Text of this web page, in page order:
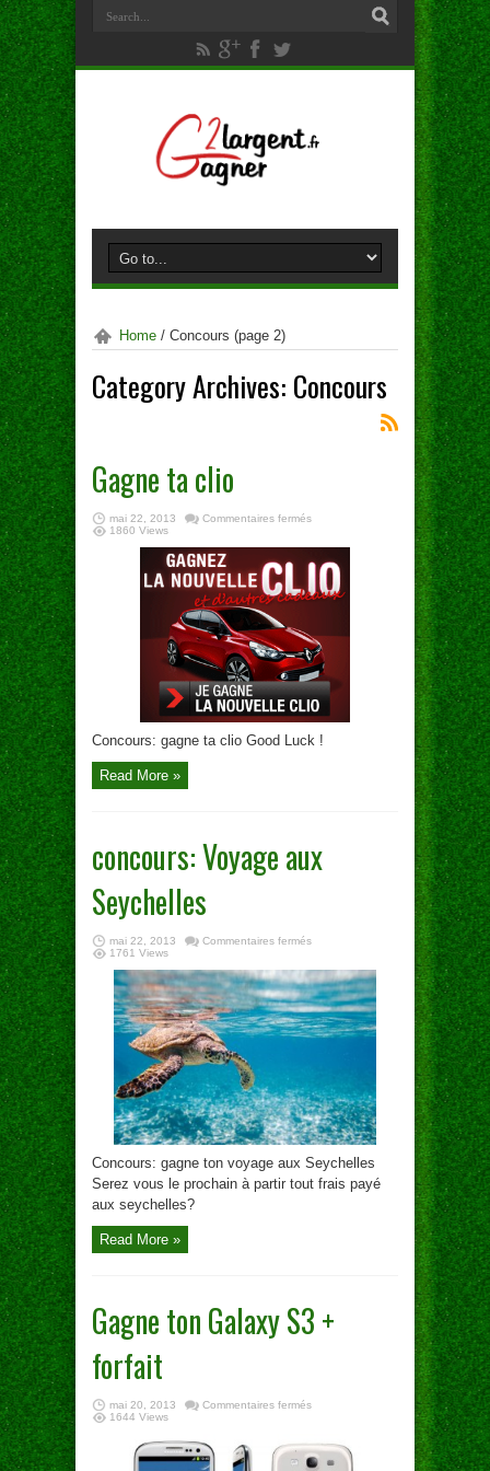
Home / Concours (page 2)
Category Archives: Concours
Gagne ta clio
mai 22, 2013 Commentaires fermés
1860 Views
Concours: gagne ta clio Good Luck !
Read More »
concours: Voyage aux
Seychelles
mai 22, 2013 Commentaires fermés
aux
Seychelles
1761 Views
Concours: gagne ton voyage aux Seychelles
Serez vous le prochain à partir tout frais payé
aux seychelles?
Read More »
Gagne ton Galaxy S3 +
forfait
mai 20, 2013 Commentaires fermés
S3
+
1644 Views